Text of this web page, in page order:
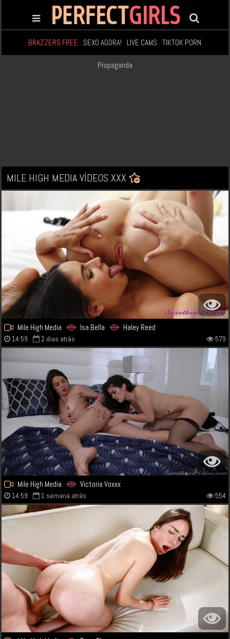
BRAZZERS FREE SEXO AGORA! LIVE CAMS TIKTOK PORN
Propaganda
MILE HIGH MEDIA VÍDEOS XXX
Mile High Media Isa Bella Haley Reed
14:59 2 dias atrás 579
Mile High Media Victoria Voxxx
14:59 1 semana atrás 554